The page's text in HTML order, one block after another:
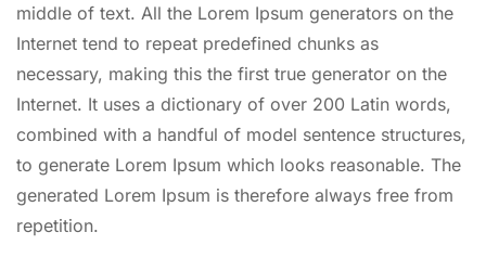
middle of text. All the Lorem Ipsum generators on the
Internet tend to repeat predefined chunks as
necessary, making this the first true generator on the
Internet. It uses a dictionary of over 200 Latin words,
combined with a handful of model sentence structures,
to generate Lorem Ipsum which looks reasonable. The
generated Lorem Ipsum is therefore always free from
repetition.